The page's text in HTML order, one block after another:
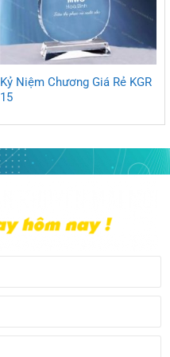
Kỷ Niệm Chương Giá Rẻ KGR
15